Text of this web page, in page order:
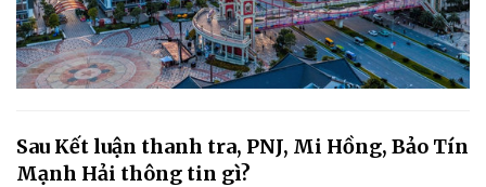
Sau Kết luận thanh tra, PNJ, Mi Hồng, Bảo Tín
Mạnh Hải thông tin gì?